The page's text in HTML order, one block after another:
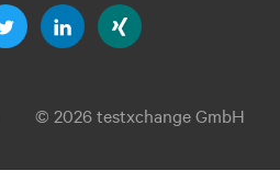
© 2026 testxchange GmbH